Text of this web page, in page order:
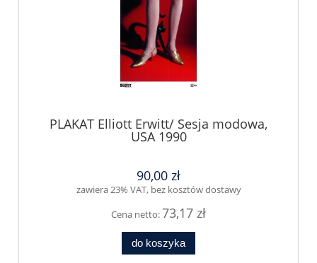
PLAKAT Elliott Erwitt/ Sesja modowa,
USA 1990
90,00 zł
zawiera 23% VAT, bez kosztów dostawy
Cena netto:73,17 zł
do koszyka